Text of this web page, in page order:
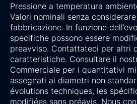
Pressione a temperatura
Valori nominali senza
fabbricazione. In funzione
specifiche possono essere
preavviso. Contattateci per altri
caratteristiche. Consultare il
Commerciale per i quantitativi
assegnati ai diametri non
évolutions techniques, les
modifiées sans préavis. Nous